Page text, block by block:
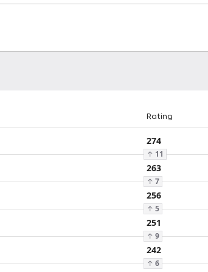
Rating
274
↑ 11
263
↑ 7
256
↑ 5
251
↑ 9
242
↑ 6